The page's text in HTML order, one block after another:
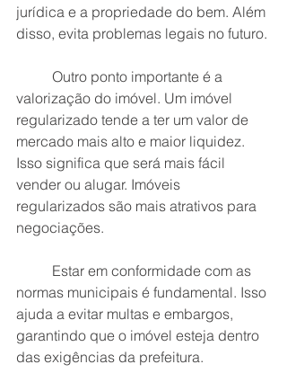
jurídica e a propriedade do bem. Além
disso, evita problemas legais no futuro.
valorização do imóvel. Um imóvel
regularizado tende a ter um valor de
mercado mais alto e maior liquidez.
Isso significa que será mais fácil
vender ou alugar. Imóveis
regularizados são mais atrativos para
negociações.
normas municipais é fundamental. Isso
ajuda a evitar multas e embargos,
garantindo que o imóvel esteja dentro
das exigências da prefeitura.